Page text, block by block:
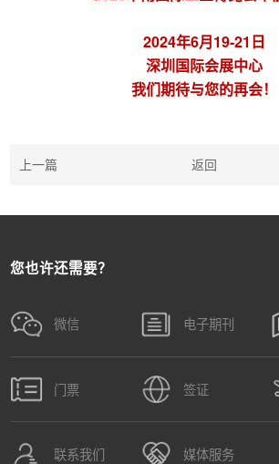
2024年6月19-21日
深圳国际会展中心
我们期待与您的再会！
上一篇 返回
您也许还需要？
微信 电子期刊
门票 签证
联系我们 媒体服务